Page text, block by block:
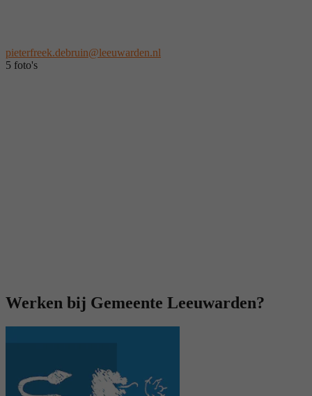
pieterfreek.debruin@leeuwarden.nl
5 foto's
Werken bij Gemeente Leeuwarden?